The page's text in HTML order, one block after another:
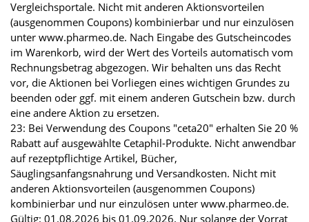
Vergleichsportale. Nicht mit anderen Aktionsvorteilen
(ausgenommen Coupons) kombinierbar und nur einzulösen
unter www.pharmeo.de. Nach Eingabe des Gutscheincodes
im Warenkorb, wird der Wert des Vorteils automatisch vom
Rechnungsbetrag abgezogen. Wir behalten uns das Recht
vor, die Aktionen bei Vorliegen eines wichtigen Grundes zu
beenden oder ggf. mit einem anderen Gutschein bzw. durch
eine andere Aktion zu ersetzen.
23: Bei Verwendung des Coupons "ceta20" erhalten Sie 20 %
Rabatt auf ausgewählte Cetaphil-Produkte. Nicht anwendbar
auf rezeptpflichtige Artikel, Bücher,
Säuglingsanfangsnahrung und Versandkosten. Nicht mit
anderen Aktionsvorteilen (ausgenommen Coupons)
kombinierbar und nur einzulösen unter www.pharmeo.de.
Gültig: 01.08.2026 bis 01.09.2026. Nur solange der Vorrat